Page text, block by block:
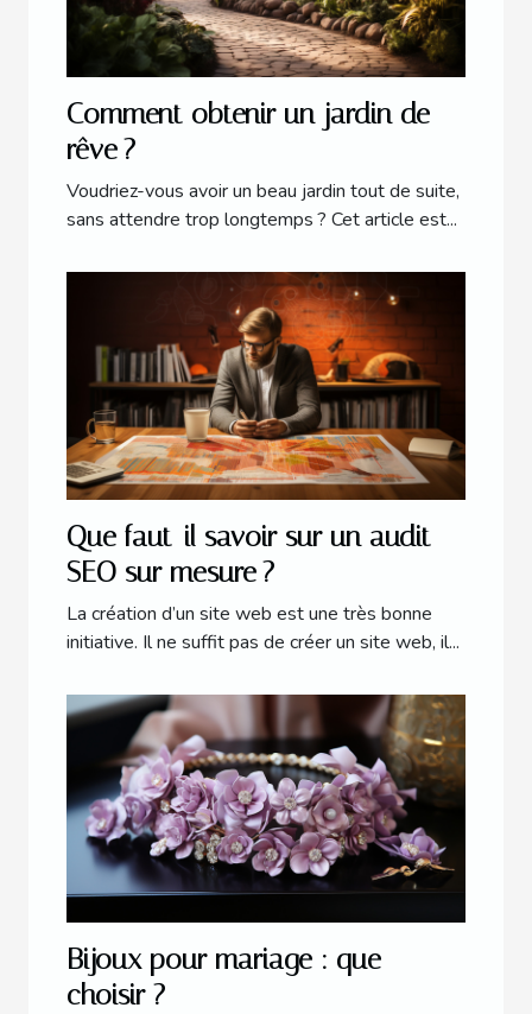
Comment obtenir un jardin de
rêve ?
Voudriez-vous avoir un beau jardin tout de suite,
sans attendre trop longtemps ? Cet article est...
Que faut-il savoir sur un audit
SEO sur mesure ?
La création d’un site web est une très bonne
initiative. Il ne suffit pas de créer un site web, il...
Bijoux pour mariage : que
choisir ?